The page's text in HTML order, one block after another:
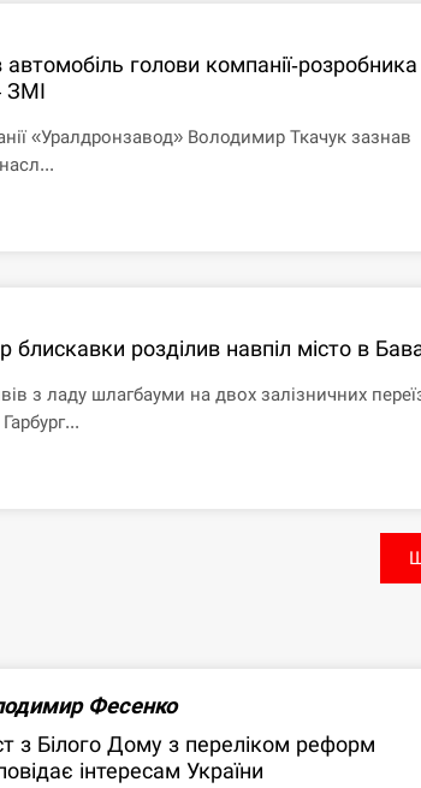
автомобіль голови компанії-розробника
ЗМІ
«Уралдронзавод» Володимир Ткачук зазнав
блискавки розділив навпіл місто в
з ладу шлагбауми на двох залізничних
Фесенко
з Білого Дому з переліком реформ
інтересам України